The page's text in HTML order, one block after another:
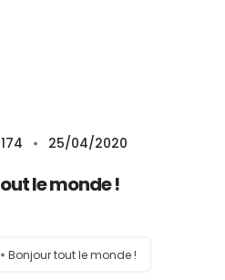
25/04/2020
le monde !
Bonjour tout le monde !